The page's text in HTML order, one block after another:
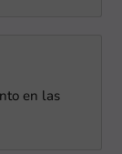
en las